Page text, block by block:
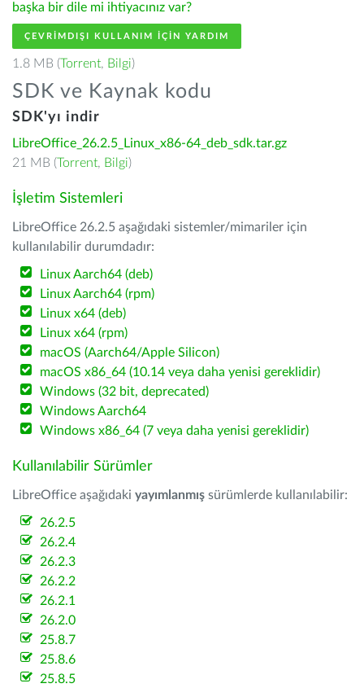
başka bir dile mi ihtiyacınız var?
ÇEVRIMDIŞI KULLANIM IÇIN YARDIM
1.8 MB (Torrent, Bilgi)
SDK ve Kaynak kodu
SDK'yı indir
LibreOffice_26.2.5_Linux_x86-64_deb_sdk.tar.gz
21 MB (Torrent, Bilgi)
İşletim Sistemleri
LibreOffice 26.2.5 aşağıdaki sistemler/mimariler için
kullanılabilir durumdadır:
Linux Aarch64 (deb)
Linux Aarch64 (rpm)
Linux x64 (deb)
Linux x64 (rpm)
macOS (Aarch64/Apple Silicon)
macOS x86_64 (10.14 veya daha yenisi gereklidir)
Windows (32 bit, deprecated)
Windows Aarch64
Windows x86_64 (7 veya daha yenisi gereklidir)
Kullanılabilir Sürümler
LibreOffice aşağıdaki yayımlanmış sürümlerde kullanılabilir:
26.2.5
26.2.4
26.2.3
26.2.2
26.2.1
26.2.0
25.8.7
25.8.6
25.8.5